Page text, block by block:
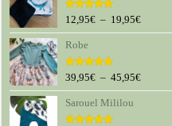
à
39,95€
Note5.00
sur 5
12,95€ – 19,95€Plage
de
à
19,95€
Robe
Note5.00
sur 5
39,95€ – 45,95€Plage
de
Sarouel Mililou